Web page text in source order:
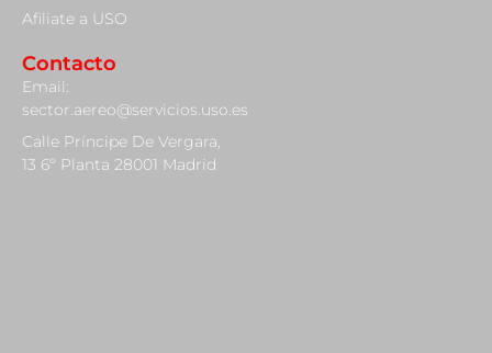
Afiliate a USO
Contacto
Email:
sector.aereo@servicios.uso.es
Calle Príncipe De Vergara,
13 6º Planta 28001 Madrid